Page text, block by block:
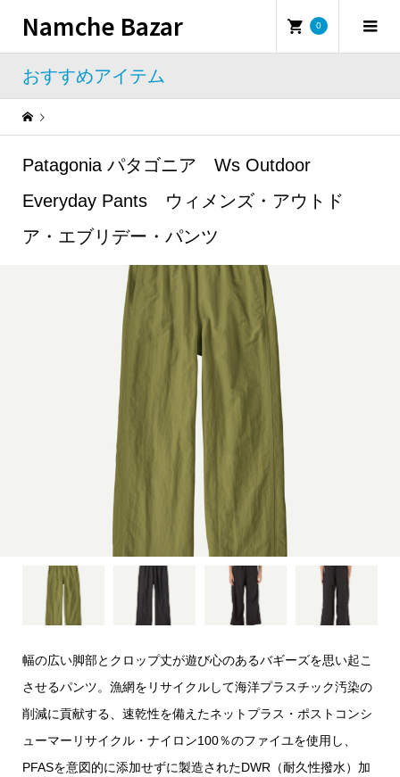
Namche Bazar 0
おすすめアイテム
Patagonia パタゴニア Ws Outdoor
Everyday Pants ウィメンズ・アウトド
ア・エブリデー・パンツ
幅の広い脚部とクロップ丈が遊び心のあるバギーズを思い起こ
させるパンツ。漁網をリサイクルして海洋プラスチック汚染の
削減に貢献する、速乾性を備えたネットプラス・ポストコンシ
ューマーリサイクル・ナイロン100％のファイユを使用し、
PFASを意図的に添加せずに製造されたDWR（耐久性撥水）加